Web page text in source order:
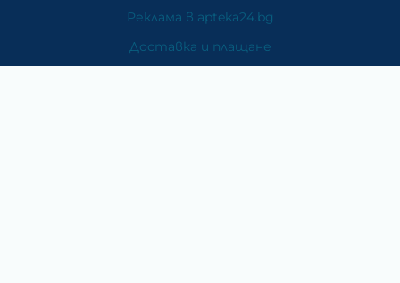
Реклама в apteka24.bg
Доставка и плащане